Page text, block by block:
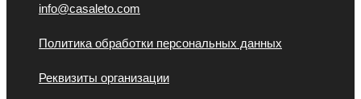
info@casaleto.com
Политика обработки персональных данных
Реквизиты организации